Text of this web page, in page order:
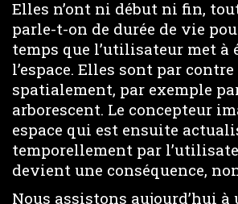
Elles n’ont ni début ni fin,
parle-t-on de durée de vie
temps que l’utilisateur met à
l’espace. Elles sont par
spatialement, par exemple
arborescent. Le concepteur
espace qui est ensuite
temporellement par
devient une conséquence,
Nous assistons aujourd’hui à